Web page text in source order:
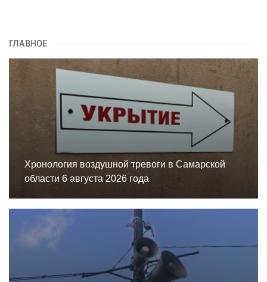
ГЛАВНОЕ
Хронология воздушной тревоги в Самарской
области 6 августа 2026 года